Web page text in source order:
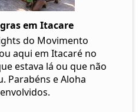
em Itacare
do Movimento
aqui em Itacaré no
estava lá ou que não
Parabéns e Aloha